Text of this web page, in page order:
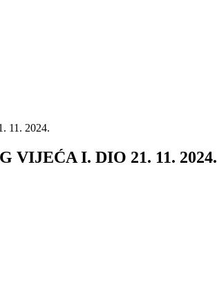
11. 2024.
VIJEĆA I. DIO 21. 11. 2024.